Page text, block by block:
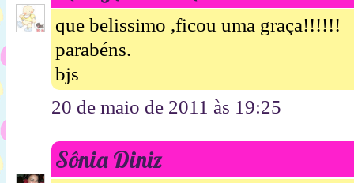
que belissimo ,ficou uma graça!!!!!!
parabéns.
bjs
20 de maio de 2011 às 19:25
Sônia Diniz